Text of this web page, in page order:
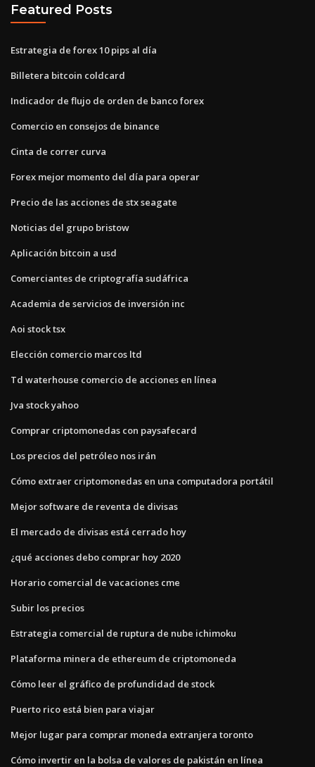
Featured Posts
Estrategia de forex 10 pips al día
Billetera bitcoin coldcard
Indicador de flujo de orden de banco forex
Comercio en consejos de binance
Cinta de correr curva
Forex mejor momento del día para operar
Precio de las acciones de stx seagate
Noticias del grupo bristow
Aplicación bitcoin a usd
Comerciantes de criptografía sudáfrica
Academia de servicios de inversión inc
Aoi stock tsx
Elección comercio marcos ltd
Td waterhouse comercio de acciones en línea
Jva stock yahoo
Comprar criptomonedas con paysafecard
Los precios del petróleo nos irán
Cómo extraer criptomonedas en una computadora portátil
Mejor software de reventa de divisas
El mercado de divisas está cerrado hoy
¿qué acciones debo comprar hoy 2020
Horario comercial de vacaciones cme
Subir los precios
Estrategia comercial de ruptura de nube ichimoku
Plataforma minera de ethereum de criptomoneda
Cómo leer el gráfico de profundidad de stock
Puerto rico está bien para viajar
Mejor lugar para comprar moneda extranjera toronto
Cómo invertir en la bolsa de valores de pakistán en línea